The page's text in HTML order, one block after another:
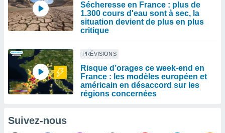
Sécheresse en France : plus de
1.300 cours d'eau sont à sec, la
situation devient de plus en plus
critique
PRÉVISIONS
Risque d’orages ce week-end en
France : les modèles européen et
américain en désaccord sur les
régions concernées
Suivez-nous